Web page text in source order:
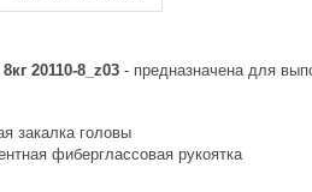
20110-8_z03 - предназначена для
закалка головы
фиберглассовая рукоятка